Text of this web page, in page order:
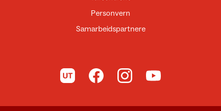
Personvern
Samarbeidspartnere
Til UT.no Til DNT på Facebook
Til DNT på Instagram
Til DNT på YouTube